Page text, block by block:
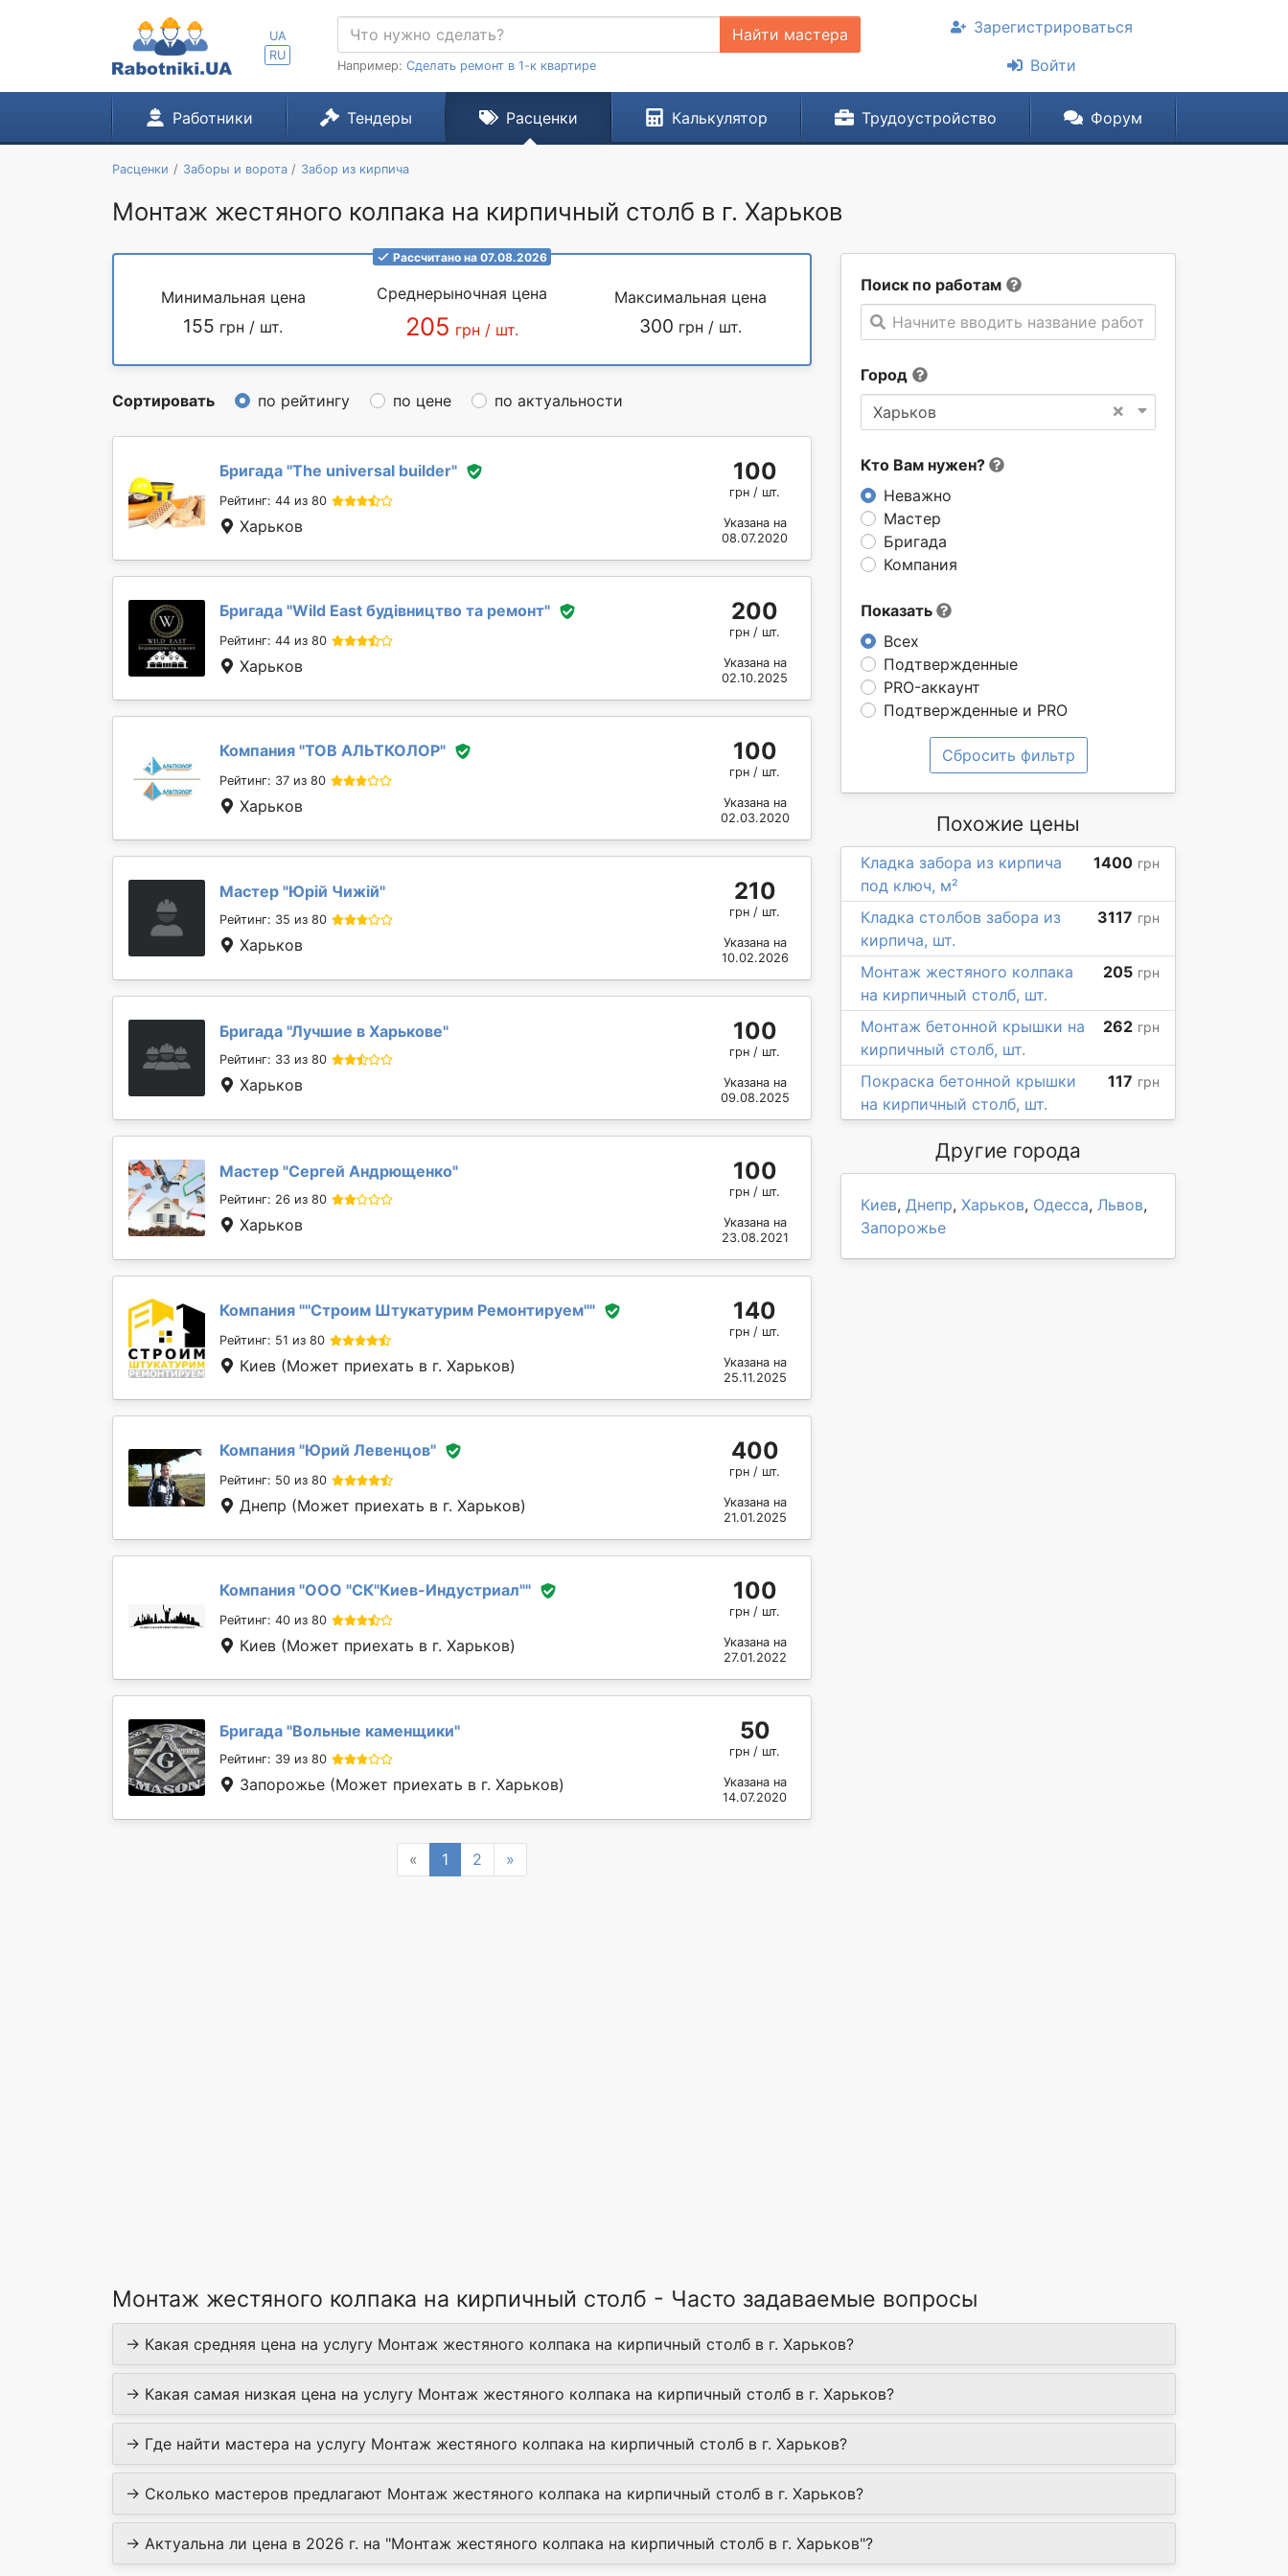
UA
RU
Найти мастера
Например: Сделать ремонт в 1-к квартире
Зарегистрироваться
Войти
Работники Тендеры Расценки Калькулятор Трудоустройство Форум
Расценки Заборы и ворота Забор из кирпича
Монтаж жестяного колпака на кирпичный столб в г. Харьков
Поиск по работам
Начните вводить название работы
Город
×
Харьков
Кто Вам нужен?
Неважно
Мастер
Бригада
Компания
Показать
Всех
Подтвержденные
PRO-аккаунт
Подтвержденные и PRO
Сбросить фильтр
Рассчитано на 07.08.2026
Минимальная цена
155 грн / шт.
Среднерыночная цена
205 грн / шт.
Максимальная цена
300 грн / шт.
Сортировать по рейтингу по цене по актуальности
Бригада "The universal builder"
Рейтинг: 44 из 80
Харьков
100
грн / шт.
Указана на
08.07.2020
Бригада "Wild East будівництво та ремонт"
Рейтинг: 44 из 80
Харьков
200
грн / шт.
Указана на
02.10.2025
Компания "ТОВ АЛЬТКОЛОР"
Рейтинг: 37 из 80
Харьков
100
грн / шт.
Указана на
02.03.2020
Мастер "Юрій Чижій"
Рейтинг: 35 из 80
Харьков
210
грн / шт.
Указана на
10.02.2026
Бригада "Лучшие в Харькове"
Рейтинг: 33 из 80
Харьков
100
грн / шт.
Указана на
09.08.2025
Мастер "Сергей Андрющенко"
Рейтинг: 26 из 80
Харьков
100
грн / шт.
Указана на
23.08.2021
Компания "''Строим Штукатурим Ремонтируем''"
Рейтинг: 51 из 80
Киев (Может приехать в г. Харьков)
140
грн / шт.
Указана на
25.11.2025
Компания "Юрий Левенцов"
Рейтинг: 50 из 80
Днепр (Может приехать в г. Харьков)
400
грн / шт.
Указана на
21.01.2025
Компания "ООО "СК"Киев-Индустриал""
Рейтинг: 40 из 80
Киев (Может приехать в г. Харьков)
100
грн / шт.
Указана на
27.01.2022
Бригада "Вольные каменщики"
Рейтинг: 39 из 80
Запорожье (Может приехать в г. Харьков)
50
грн / шт.
Указана на
14.07.2020
« Previous
1 2 »
Похожие цены
Кладка забора из кирпича
под ключ, м²
1400 грн
Кладка столбов забора из
кирпича, шт.
3117 грн
Монтаж жестяного колпака
на кирпичный столб, шт.
205 грн
Монтаж бетонной крышки на
кирпичный столб, шт.
262 грн
Покраска бетонной крышки
на кирпичный столб, шт.
117 грн
Другие города
Киев, Днепр, Харьков, Одесса, Львов,
Запорожье
Монтаж жестяного колпака на кирпичный столб - Часто задаваемые вопросы
→ Какая средняя цена на услугу Монтаж жестяного колпака на кирпичный столб в г. Харьков?
→ Какая самая низкая цена на услугу Монтаж жестяного колпака на кирпичный столб в г. Харьков?
→ Где найти мастера на услугу Монтаж жестяного колпака на кирпичный столб в г. Харьков?
→ Сколько мастеров предлагают Монтаж жестяного колпака на кирпичный столб в г. Харьков?
→ Актуальна ли цена в 2026 г. на "Монтаж жестяного колпака на кирпичный столб в г. Харьков"?